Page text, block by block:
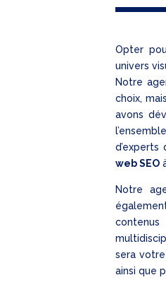
Opter
univers
Notre
choix,
avons
web SEO
Notre
sera
ainsi que